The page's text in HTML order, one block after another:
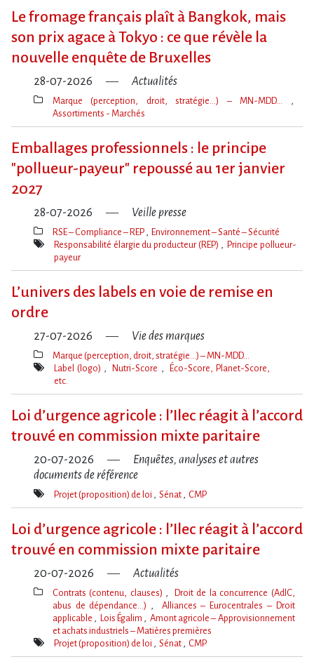
Le fromage français plaît à Bangkok, mais
son prix agace à Tokyo : ce que révèle la
nouvelle enquête de Bruxelles
28-07-2026 Actualités
Thèmes(s)
Marque (perception, droit, stratégie…) – MN-MDD…
Assortiments - Marchés
Emballages professionnels : le principe
"pollueur-payeur" repoussé au 1er janvier
2027
28-07-2026 Veille presse
Thèmes(s)
RSE – Compliance – REP Environnement – Santé – Sécurité
Mot(s)-
Responsabilité élargie du producteur (REP)
Principe pollueur-
payeur
L’univers des labels en voie de remise en
ordre
27-07-2026 Vie des marques
Thèmes(s)
Marque (perception, droit, stratégie…) – MN-MDD…
Mot(s)-
Label (logo) Nutri-Score
Éco-Score, Planet-Score,
etc.
Loi d​‌’urgence agricole : l​‌’Ilec réagit à l​‌’accord
trouvé en commission mixte paritaire
20-07-2026
Enquêtes, analyses et autres
documents de référence
Mot(s)-
Projet (proposition) de loi Sénat CMP
Loi d​‌’urgence agricole : l​‌’Ilec réagit à l​‌’accord
trouvé en commission mixte paritaire
20-07-2026 Actualités
Thèmes(s)
Contrats (contenu, clauses)
Droit de la concurrence (AdlC,
abus de dépendance…)
Alliances – Eurocentrales – Droit
applicable
Lois Égalim
Amont agricole – Approvisionnement
et achats industriels – Matières premières
Mot(s)-
Projet (proposition) de loi Sénat CMP